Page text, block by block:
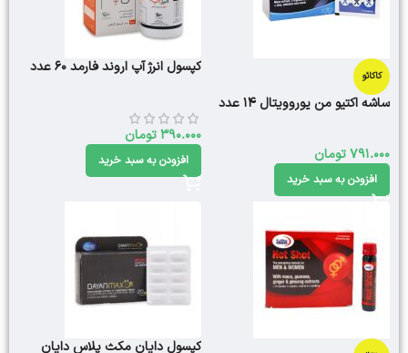
کاکائو
ساشه اکتیو من یوروویتال 14 عدد
791.000تومان
افزودن به سبد خرید
کپسول انرژ آپ اروند فارمد 60 عدد
390.000تومان
افزودن به سبد خرید
کپسول دایان مکث پلاس دایان